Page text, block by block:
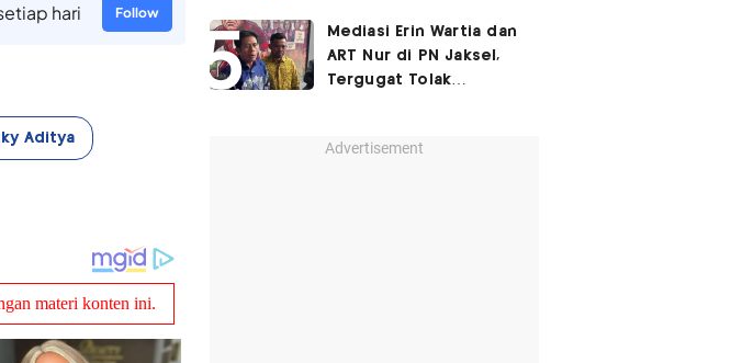
hari Follow
Aditya
Mediasi Erin Wartia dan
ART Nur di PN Jaksel,
Tergugat Tolak
Advertisement